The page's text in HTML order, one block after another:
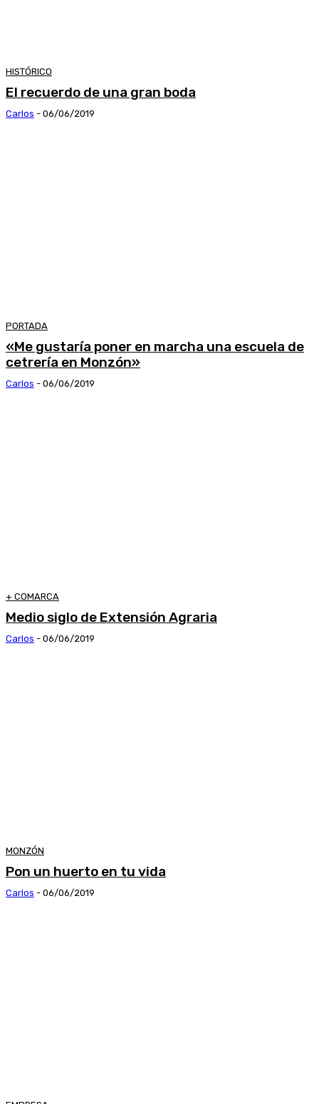
HISTÓRICO
El recuerdo de una gran boda
Carlos - 06/06/2019
PORTADA
«Me gustaría poner en marcha una escuela de
cetrería en Monzón»
Carlos - 06/06/2019
+ COMARCA
Medio siglo de Extensión Agraria
Carlos - 06/06/2019
MONZÓN
Pon un huerto en tu vida
Carlos - 06/06/2019